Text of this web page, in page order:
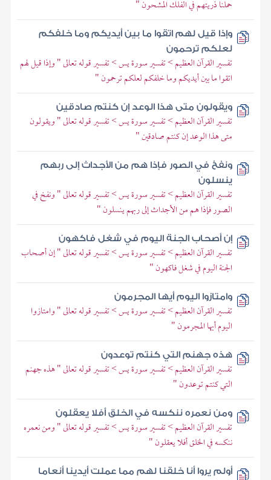
حملنا ذريتهم في الفلك المشحون "
وإذا قيل لهم اتقوا ما بين أيديكم وما خلفكم
لعلكم ترحمون
تفسير القرآن العظيم > تفسير سورة يس > تفسير قوله تعالى " وإذا قيل لهم
اتقوا ما بين أيديكم وما خلفكم لعلكم ترحمون "
ويقولون متى هذا الوعد إن كنتم صادقين
تفسير القرآن العظيم > تفسير سورة يس > تفسير قوله تعالى " ويقولون
متى هذا الوعد إن كنتم صادقين "
ونفخ في الصور فإذا هم من الأجداث إلى ربهم
ينسلون
تفسير القرآن العظيم > تفسير سورة يس > تفسير قوله تعالى " ونفخ في
الصور فإذا هم من الأجداث إلى ربهم ينسلون "
إن أصحاب الجنة اليوم في شغل فاكهون
تفسير القرآن العظيم > تفسير سورة يس > تفسير قوله تعالى " إن أصحاب
الجنة اليوم في شغل فاكهون "
وامتازوا اليوم أيها المجرمون
تفسير القرآن العظيم > تفسير سورة يس > تفسير قوله تعالى " وامتازوا
اليوم أيها المجرمون "
هذه جهنم التي كنتم توعدون
تفسير القرآن العظيم > تفسير سورة يس > تفسير قوله تعالى " هذه جهنم
التي كنتم توعدون "
ومن نعمره ننكسه في الخلق أفلا يعقلون
تفسير القرآن العظيم > تفسير سورة يس > تفسير قوله تعالى " ومن نعمره
ننكسه في الخلق أفلا يعقلون "
أولم يروا أنا خلقنا لهم مما عملت أيدينا أنعاما